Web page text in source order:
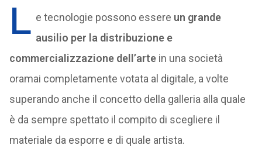
L e tecnologie possono essere un grande
ausilio per la distribuzione e
commercializzazione dell’artein una società
oramai completamente votata al digitale, a volte
superando anche il concetto della galleria alla quale
è da sempre spettato il compito di scegliere il
materiale da esporre e di quale artista.